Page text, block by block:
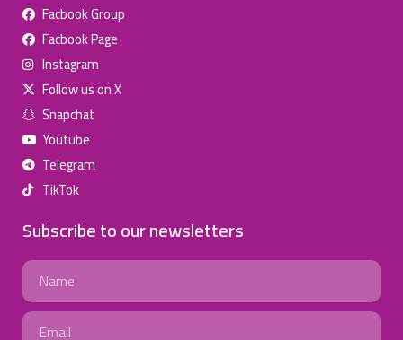
Facbook Group
Facbook Page
Instagram
Follow us on X
Snapchat
Youtube
Telegram
TikTok
Subscribe to our newsletters
Name
Email
للإعلان على منصة سكولي وجروب مدارس عالمية وأهلية يشرفنا
تويتر (X) سناب شات يوتيوب